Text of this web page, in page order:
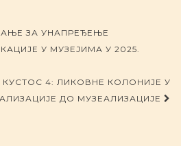
ЗА УНАПРЕЂЕЊЕ
У МУЗЕЈИМА У 2025.
КУСТОС 4: ЛИКОВНЕ КОЛОНИЈЕ У
ДО МУЗЕАЛИЗАЦИЈЕ